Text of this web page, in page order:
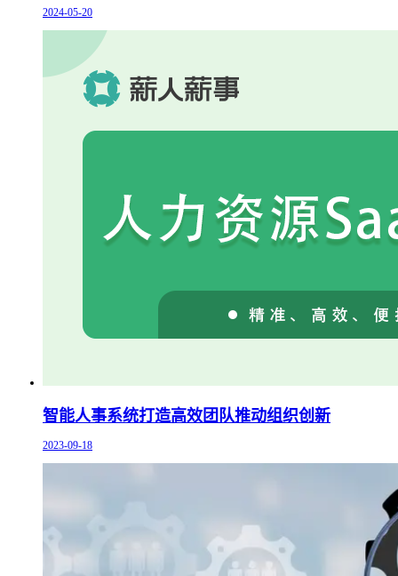
2024-05-20
智能人事系统打造高效团队推动组织创新
2023-09-18